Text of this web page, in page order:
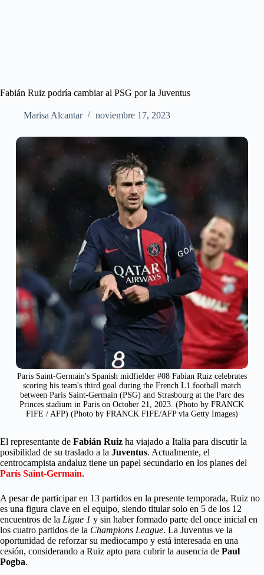
Fabián Ruiz podría cambiar al PSG por la Juventus
Marisa Alcantar noviembre 17, 2023
Paris Saint-Germain's Spanish midfielder #08 Fabian Ruiz celebrates
scoring his team's third goal during the French L1 football match
between Paris Saint-Germain (PSG) and Strasbourg at the Parc des
Princes stadium in Paris on October 21, 2023. (Photo by FRANCK
FIFE / AFP) (Photo by FRANCK FIFE/AFP via Getty Images)
El representante de Fabián Ruiz ha viajado a Italia para discutir la
posibilidad de su traslado a la Juventus. Actualmente, el
centrocampista andaluz tiene un papel secundario en los planes del
París Saint-Germain.
A pesar de participar en 13 partidos en la presente temporada, Ruiz no
es una figura clave en el equipo, siendo titular solo en 5 de los 12
encuentros de la Ligue 1 y sin haber formado parte del once inicial en
los cuatro partidos de la Champions League. La Juventus ve la
oportunidad de reforzar su mediocampo y está interesada en una
cesión, considerando a Ruiz apto para cubrir la ausencia de Paul
Pogba.